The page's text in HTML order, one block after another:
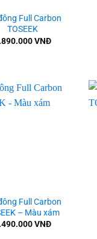
Full Carbon
TOSEEK
VNĐ
Full Carbon
– Màu xám
VNĐ